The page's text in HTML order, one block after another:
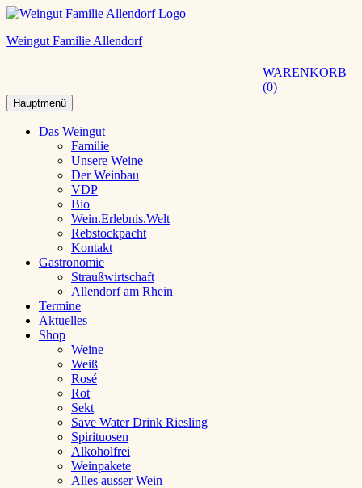
Weingut Familie Allendorf
WARENKORB
0
Hauptmenü
Das Weingut
Familie
Unsere Weine
Der Weinbau
VDP
Bio
Wein.Erlebnis.Welt
Rebstockpacht
Kontakt
Gastronomie
Straußwirtschaft
Allendorf am Rhein
Termine
Aktuelles
Shop
Weine
Weiß
Rosé
Rot
Sekt
Save Water Drink Riesling
Spirituosen
Alkoholfrei
Weinpakete
Alles ausser Wein